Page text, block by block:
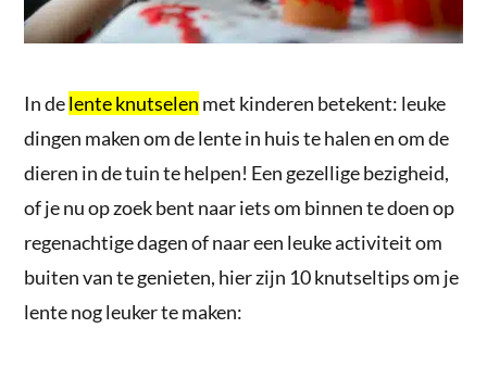
In delente knutselen met kinderen betekent: leuke
dingen maken om de lente in huis te halen en om de
dieren in de tuin te helpen! Een gezellige bezigheid,
of je nu op zoek bent naar iets om binnen te doen op
regenachtige dagen of naar een leuke activiteit om
buiten van te genieten, hier zijn 10 knutseltips om je
lente nog leuker te maken: